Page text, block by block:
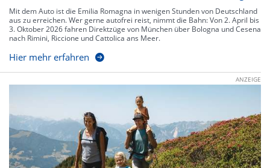
Mit dem Auto ist die Emilia Romagna in wenigen Stunden von Deutschland
aus zu erreichen. Wer gerne autofrei reist, nimmt die Bahn: Von 2. April bis
3. Oktober 2026 fahren Direktzüge von München über Bologna und Cesena
nach Rimini, Riccione und Cattolica ans Meer.
Hier mehr erfahren
ANZEIGE